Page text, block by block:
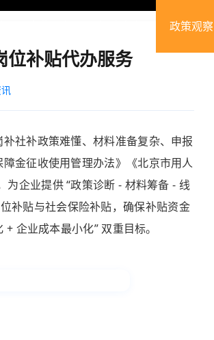
政策观察
位补贴代办服务
社补政策难懂、材料准备复杂、申报
障金征收使用管理办法》《北京市用人
企业提供 “政策诊断 - 材料筹备 - 线
补贴与社会保险补贴，确保补贴资金
企业成本最小化” 双重目标。